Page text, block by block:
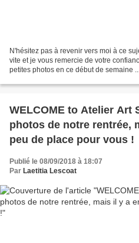
N'hésitez pas à revenir vers moi à ce
vite et je vous remercie de votre
petites photos en ce début de semaine
WELCOME to Atelier Art
photos de notre rentrée,
peu de place pour vous !
Publié le 08/09/2018 à 18:07
Par Laetitia Lescoat